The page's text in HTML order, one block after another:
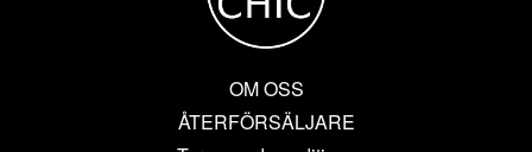
OM OSS
ÅTERFÖRSÄLJARE